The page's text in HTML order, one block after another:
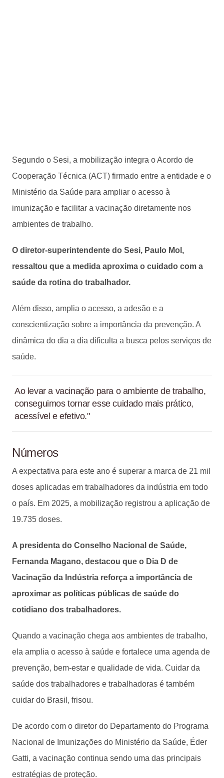
Segundo o Sesi, a mobilização integra o Acordo de
Cooperação Técnica (ACT) firmado entre a entidade e o
Ministério da Saúde para ampliar o acesso à
imunização e facilitar a vacinação diretamente nos
ambientes de trabalho.
O diretor-superintendente do Sesi, Paulo Mol,
ressaltou que a medida aproxima o cuidado com a
saúde da rotina do trabalhador.
Além disso, amplia o acesso, a adesão e a
conscientização sobre a importância da prevenção. A
dinâmica do dia a dia dificulta a busca pelos serviços de
saúde.
Ao levar a vacinação para o ambiente de trabalho,
conseguimos tornar esse cuidado mais prático,
acessível e efetivo."
Números
A expectativa para este ano é superar a marca de 21 mil
doses aplicadas em trabalhadores da indústria em todo
o país. Em 2025, a mobilização registrou a aplicação de
19.735 doses.
A presidenta do Conselho Nacional de Saúde,
Fernanda Magano, destacou que o Dia D de
Vacinação da Indústria reforça a importância de
aproximar as políticas públicas de saúde do
cotidiano dos trabalhadores.
Quando a vacinação chega aos ambientes de trabalho,
ela amplia o acesso à saúde e fortalece uma agenda de
prevenção, bem-estar e qualidade de vida. Cuidar da
saúde dos trabalhadores e trabalhadoras é também
cuidar do Brasil, frisou.
De acordo com o diretor do Departamento do Programa
Nacional de Imunizações do Ministério da Saúde, Éder
Gatti, a vacinação continua sendo uma das principais
estratégias de proteção.